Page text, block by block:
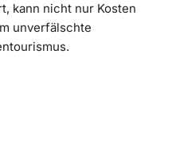
kann nicht nur Kosten
unverfälschte